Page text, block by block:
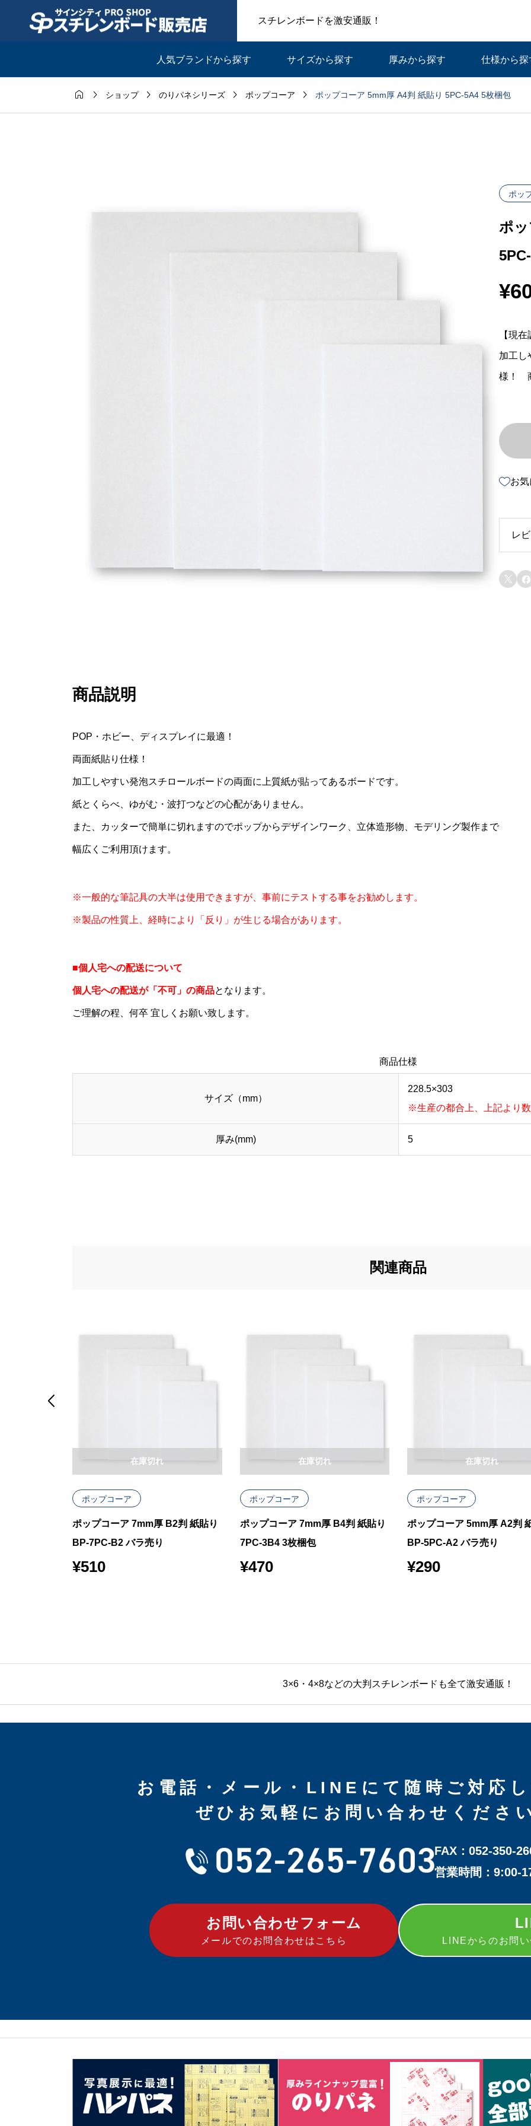
スチレンボードを激安通販！
人気ブランドから探す サイズから探す 厚みから探す 仕様から探
  ショップ  のりパネシリーズ  ポップコーア  ポップコーア 5mm厚 A4判 紙貼り 5PC-5A4 5枚梱包
ポッ
ポ
¥
【現
加工し
様！
お
レ
 
商品説明
POP・ホビー、ディスプレイに最適！
両面紙貼り仕様！
加工しやすい発泡スチロールボードの両面に上質紙が貼ってあるボードです。
紙とくらべ、ゆがむ・波打つなどの心配がありません。
また、カッターで簡単に切れますのでポップからデザインワーク、立体造形物、モデリング製作まで
幅広くご利用頂けます。
※一般的な筆記具の大半は使用できますが、事前にテストする事をお勧めします。
※製品の性質上、経時により「反り」が生じる場合があります。
■個人宅への配送について
個人宅への配送が「不可」の商品となります。
ご理解の程、何卒 宜しくお願い致します。
商品仕様
サイズ（mm）
228.5×303
※生産の都合上、上記より
厚み(mm) 5
関連商品
ポップコーア
ポップコーア 7mm厚 B2判 紙貼り
BP-7PC-B2 バラ売り
¥510
在庫切れ
ポップコーア
ポップコーア 7mm厚 B4判 紙貼り
7PC-3B4 3枚梱包
¥470
在庫切れ
ポップコーア
ポップコーア 5mm厚 A2判
BP-5PC-A2 バラ売り
¥290
在庫切れ

3×6・4×8などの大判スチレンボードも全て激安通販！
お電話・メール・LINEにて随時ご対応し
ぜひお気軽にお問い合わせくださ
FAX：052-350-
営業時間：9:00-
お問い合わせフォーム
メールでのお問合わせはこちら LINEからのお問